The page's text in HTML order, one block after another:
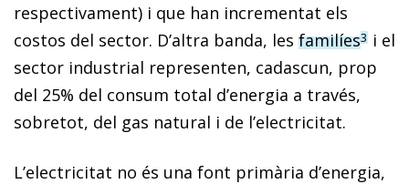
respectivament) i que han incrementat els
costos del sector. D’altra banda, les fami­líes3 i el
sector industrial representen, cadascun, prop
del 25% del consum total d’energia a través,
sobretot, del gas natural i de l’electricitat.
L’electricitat no és una font primària d’energia,